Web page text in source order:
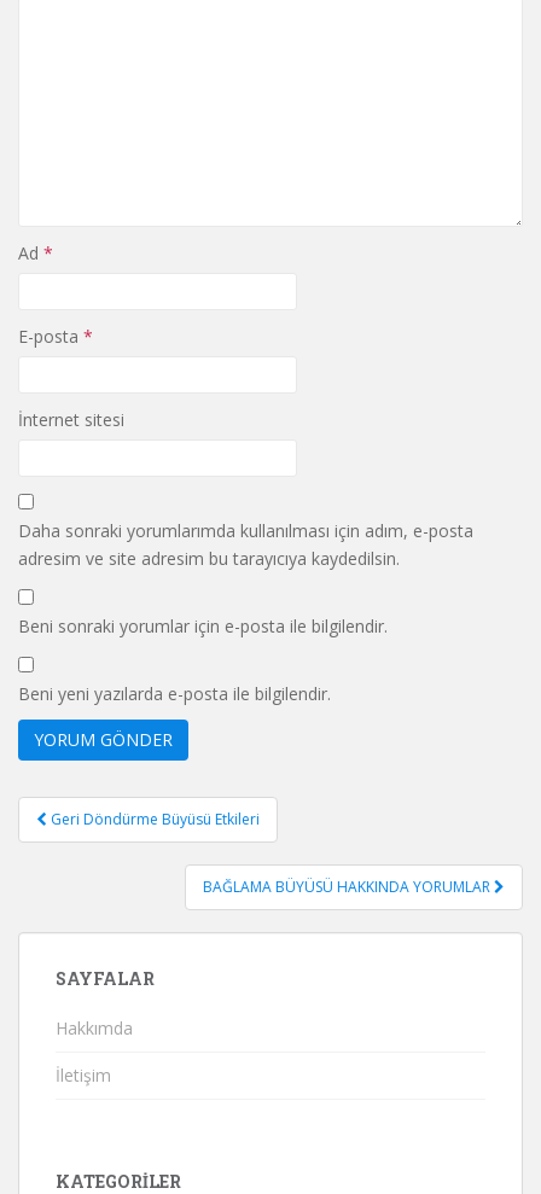
Ad *
E-posta *
İnternet sitesi
Daha sonraki yorumlarımda kullanılması için adım, e-posta
adresim ve site adresim bu tarayıcıya kaydedilsin.
Beni sonraki yorumlar için e-posta ile bilgilendir.
Beni yeni yazılarda e-posta ile bilgilendir.
Yazı
gezinmesi
Geri Döndürme Büyüsü Etkileri
BAĞLAMA BÜYÜSÜ HAKKINDA YORUMLAR
SAYFALAR
Hakkımda
İletişim
KATEGORILER